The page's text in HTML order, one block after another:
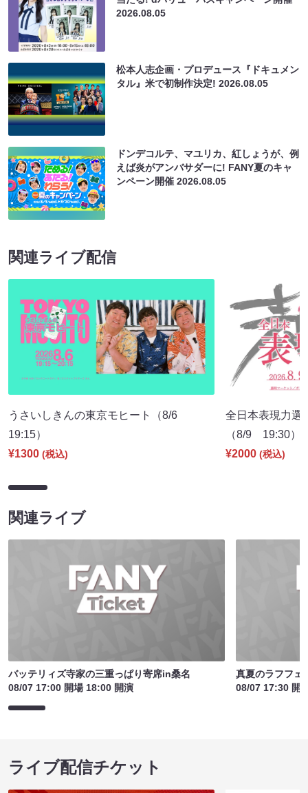
2026.08.05
松本人志企画・プロデュース『ドキュメン
タル』米で初制作決定!2026.08.05
ドンデコルテ、マユリカ、紅しょうが、例
えば炎がアンバサダーに! FANY夏のキャ
ンペーン開催2026.08.05
関連ライブ配信
うさいしきんの東京モヒート（8/6
19:15）
¥1300 (税込)
全日本表現力選
（8/9 19:30）
¥2000 (税込)
関連ライブ
バッテリィズ寺家の三重っぱり寄席in桑名
08/07 17:00 開場 18:00 開演
真夏のラフフェ
08/07 17:30 開
ライブ配信チケット